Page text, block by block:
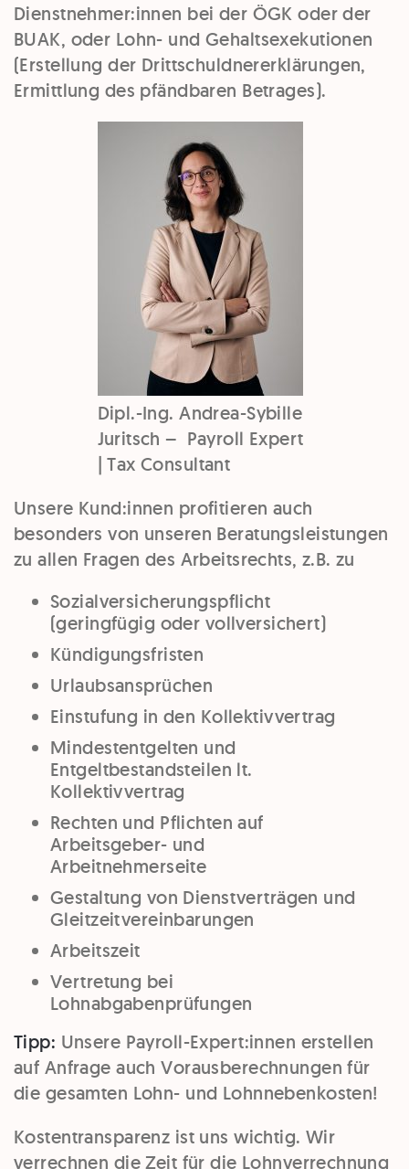
Dienstnehmer:innen bei der ÖGK oder der
BUAK, oder Lohn- und Gehaltsexekutionen
(Erstellung der Drittschuldnererklärungen,
Ermittlung des pfändbaren Betrages).
Dipl.-Ing. Andrea-Sybille
Juritsch – Payroll Expert
| Tax Consultant
Unsere Kund:innen profitieren auch
besonders von unseren Beratungsleistungen
zu allen Fragen des Arbeitsrechts, z.B. zu
Sozialversicherungspflicht
(geringfügig oder vollversichert)
Kündigungsfristen
Urlaubsansprüchen
Einstufung in den Kollektivvertrag
Mindestentgelten und
Entgeltbestandsteilen lt.
Kollektivvertrag
Rechten und Pflichten auf
Arbeitsgeber- und
Arbeitnehmerseite
Gestaltung von Dienstverträgen und
Gleitzeitvereinbarungen
Arbeitszeit
Vertretung bei
Lohnabgabenprüfungen
Tipp: Unsere Payroll-Expert:innen erstellen
auf Anfrage auch Vorausberechnungen für
die gesamten Lohn- und Lohnnebenkosten!
Kostentransparenz ist uns wichtig. Wir
verrechnen die Zeit für die Lohnverrechnung